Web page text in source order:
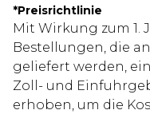
*Preisrichtlinie
Mit Wirkung zum 1.
Bestellungen, die
geliefert werden,
Zoll- und
erhoben, um die